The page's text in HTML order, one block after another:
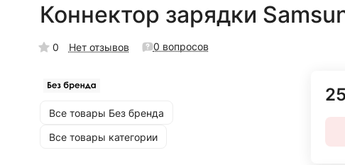
Коннектор зарядки
0 Нет отзывов 0 вопросов
Все товары Без бренда
Все товары категории